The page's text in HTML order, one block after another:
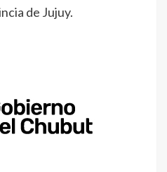
de Jujuy.